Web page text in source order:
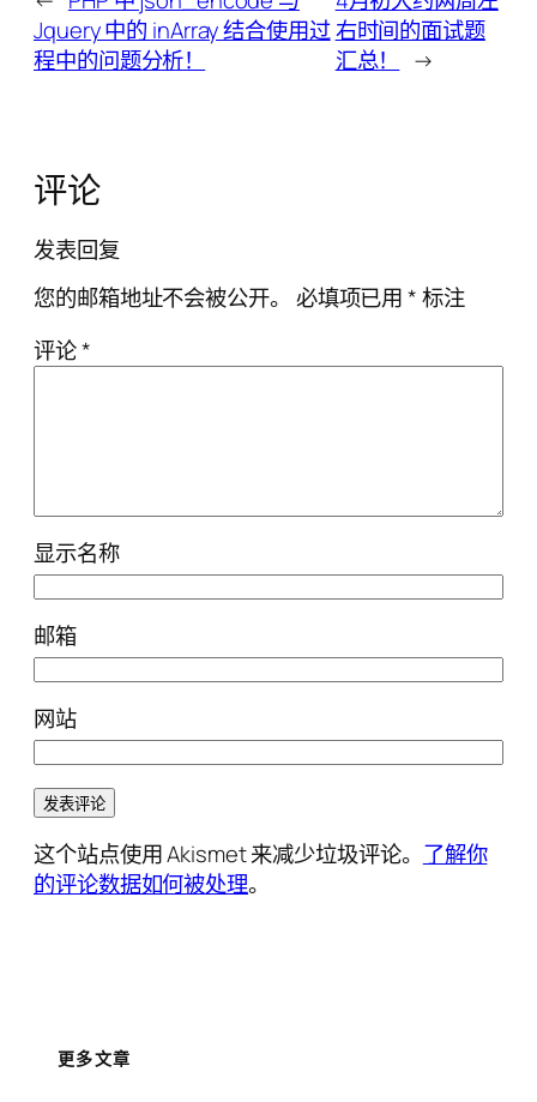
Jquery 中的 inArray 结合使用过
程中的问题分析！
右时间的面试题
汇总！
→
评论
发表回复
您的邮箱地址不会被公开。 必填项已用*标注
评论*
显示名称
邮箱
网站
这个站点使用 Akismet 来减少垃圾评论。 了解你
的评论数据如何被处理。
更多文章